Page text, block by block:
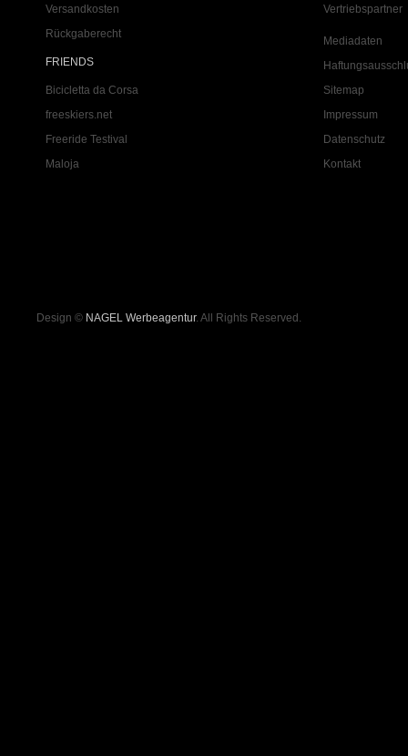
Versandkosten
Rückgaberecht
FRIENDS
Bicicletta da Corsa
freeskiers.net
Freeride Testival
Maloja
Vertriebspartner
Mediadaten
Sitemap
Impressum
Datenschutz
Kontakt
Design © NAGEL Werbeagentur. All Rights Reserved.